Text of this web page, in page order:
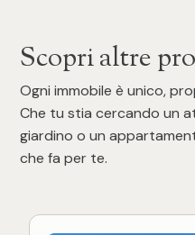
Scopri altre
Ogni immobile è unico,
Che tu stia cercando un
giardino o un
che fa per te.